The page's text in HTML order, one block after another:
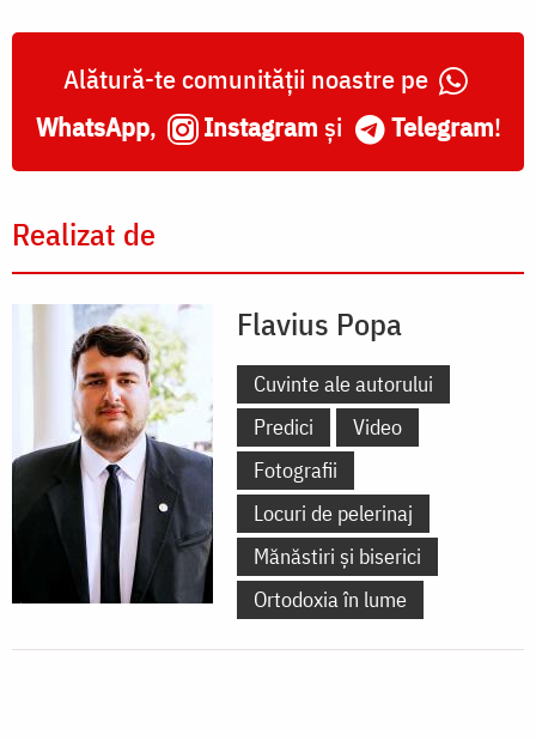
Alătură-te comunității noastre pe
WhatsApp, Instagram și Telegram!
Realizat de
Flavius Popa
Cuvinte ale autorului
Predici
Video
Fotografii
Locuri de pelerinaj
Mănăstiri și biserici
Ortodoxia în lume